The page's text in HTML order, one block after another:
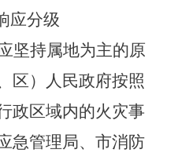
应分级
坚持属地为主的原
区）人民政府按照
政区域内的火灾事
急管理局、市消防